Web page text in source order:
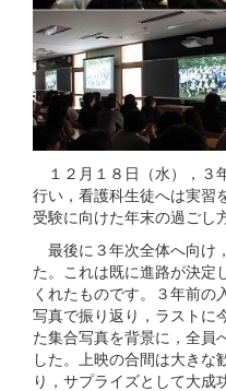
１２月１８日（水），３
行い，看護科生徒へは実習
受験に向けた年末の過ごし
最後に３年次全体へ向け
た。これは既に進路が決定
くれたものです。３年前の
写真で振り返り，ラストに
た集合写真を背景に，全員
した。上映の合間は大きな
り，サプライズとして大成